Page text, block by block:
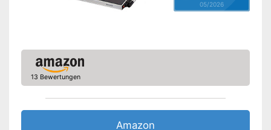
05/2026
13 Bewertungen
Amazon